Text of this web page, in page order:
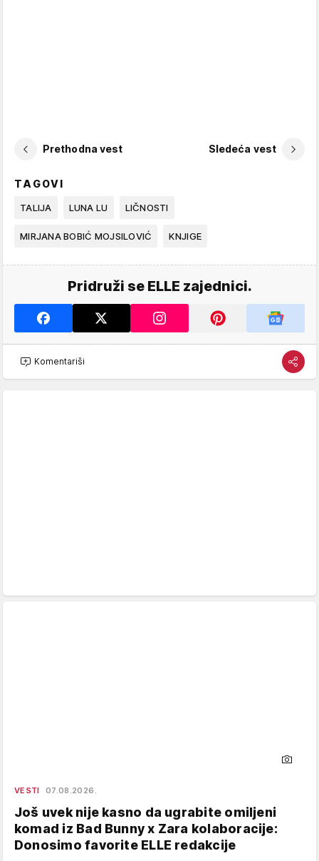
Prethodna vest Sledeća vest
TAGOVI
TALIJA LUNA LU LIČNOSTI
MIRJANA BOBIĆ MOJSILOVIĆ KNJIGE
Pridruži se ELLE zajednici.
Komentariši
VESTI 07.08.2026.
Još uvek nije kasno da ugrabite omiljeni
komad iz Bad Bunny x Zara kolaboracije:
Donosimo favorite ELLE redakcije